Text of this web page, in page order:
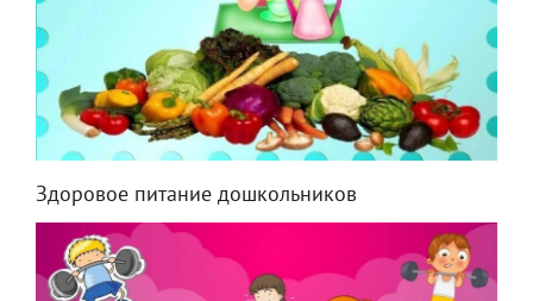
Здоровое питание дошкольников